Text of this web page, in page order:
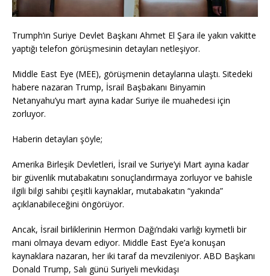
Trumph’ın Suriye Devlet Başkanı Ahmet El Şara ile yakın vakitte
yaptığı telefon görüşmesinin detayları netleşiyor.
Middle East Eye (MEE), görüşmenin detaylarına ulaştı. Sitedeki
habere nazaran Trump, İsrail Başbakanı Binyamin
Netanyahu’yu mart ayına kadar Suriye ile muahedesi için
zorluyor.
Haberin detayları şöyle;
Amerika Birleşik Devletleri, İsrail ve Suriye’yi Mart ayına kadar
bir güvenlik mutabakatını sonuçlandırmaya zorluyor ve bahisle
ilgili bilgi sahibi çeşitli kaynaklar, mutabakatın “yakında”
açıklanabileceğini öngörüyor.
Ancak, İsrail birliklerinin Hermon Dağı’ndaki varlığı kıymetli bir
mani olmaya devam ediyor. Middle East Eye’a konuşan
kaynaklara nazaran, her iki taraf da mevzileniyor. ABD Başkanı
Donald Trump, Salı günü Suriyeli mevkidaşı